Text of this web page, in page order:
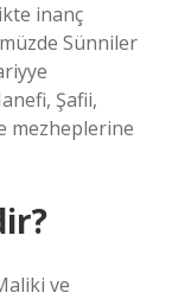
inanç
Sünniler
Şafii,
mezheplerine
ve